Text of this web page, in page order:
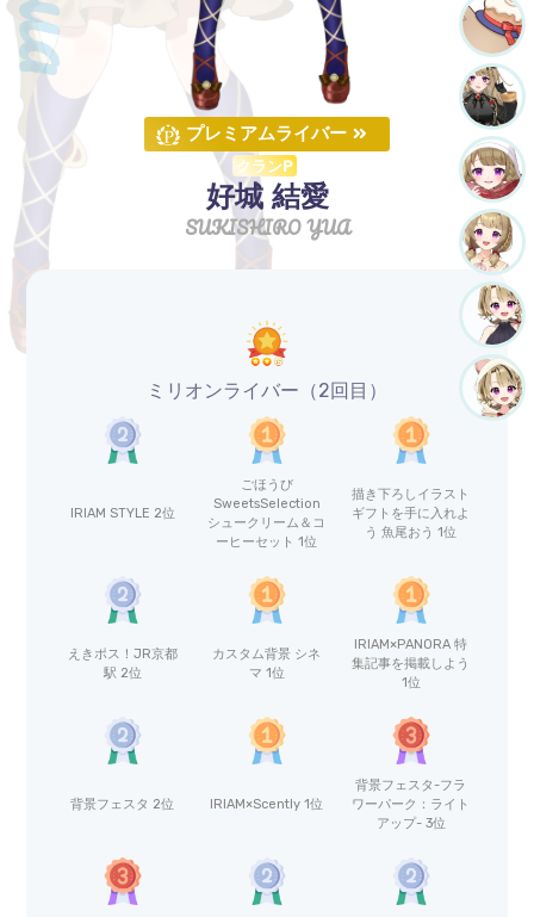
プレミアムライバー
クランP
好城 結愛
SUKISHIRO YUA
ミリオンライバー（2回目）
IRIAM STYLE 2位
ごほうび
SweetsSelection
シュークリーム＆コ
ーヒーセット 1位
描き下ろしイラスト
ギフトを手に入れよ
う 魚尾おう 1位
えきポス！JR京都
駅 2位
カスタム背景 シネ
マ 1位
IRIAM×PANORA 特
集記事を掲載しよう
1位
背景フェスタ 2位 IRIAM×Scently 1位
背景フェスタ-フラ
ワーパーク：ライト
アップ- 3位